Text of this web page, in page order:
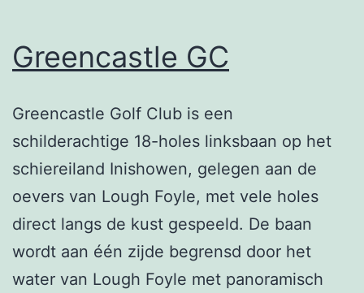
Greencastle GC
Greencastle Golf Club is een
schilderachtige 18-holes linksbaan op het
schiereiland Inishowen, gelegen aan de
oevers van Lough Foyle, met vele holes
direct langs de kust gespeeld. De baan
wordt aan één zijde begrensd door het
water van Lough Foyle met panoramisch